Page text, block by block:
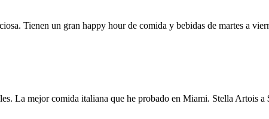
Tienen un gran happy hour de comida y bebidas de martes a
La mejor comida italiana que he probado en Miami. Stella Artois